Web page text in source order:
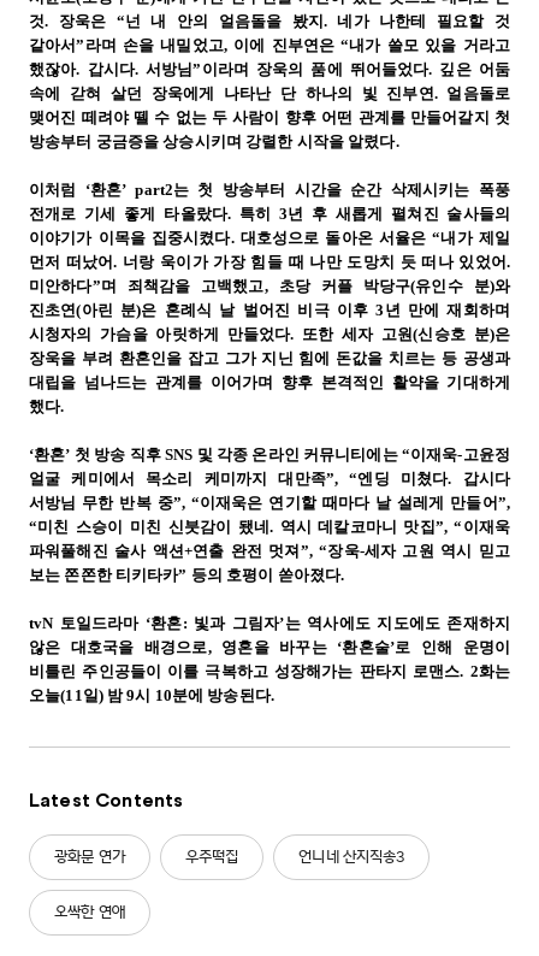
것. 장욱은 “넌 내 안의 얼음돌을 봤지. 네가 나한테 필요할 것
같아서”라며 손을 내밀었고, 이에 진부연은 “내가 쓸모 있을 거라고
했잖아. 갑시다. 서방님”이라며 장욱의 품에 뛰어들었다. 깊은 어둠
속에 갇혀 살던 장욱에게 나타난 단 하나의 빛 진부연. 얼음돌로
맺어진 떼려야 뗄 수 없는 두 사람이 향후 어떤 관계를 만들어갈지 첫
방송부터 궁금증을 상승시키며 강렬한 시작을 알렸다.
이처럼 ‘환혼’ part2는 첫 방송부터 시간을 순간 삭제시키는 폭풍
전개로 기세 좋게 타올랐다. 특히 3년 후 새롭게 펼쳐진 술사들의
이야기가 이목을 집중시켰다. 대호성으로 돌아온 서율은 “내가 제일
먼저 떠났어. 너랑 욱이가 가장 힘들 때 나만 도망치 듯 떠나 있었어.
미안하다”며 죄책감을 고백했고, 초당 커플 박당구(유인수 분)와
진초연(아린 분)은 혼례식 날 벌어진 비극 이후 3년 만에 재회하며
시청자의 가슴을 아릿하게 만들었다. 또한 세자 고원(신승호 분)은
장욱을 부려 환혼인을 잡고 그가 지닌 힘에 돈값을 치르는 등 공생과
대립을 넘나드는 관계를 이어가며 향후 본격적인 활약을 기대하게
했다.
‘환혼’ 첫 방송 직후 SNS 및 각종 온라인 커뮤니티에는 “이재욱-고윤정
얼굴 케미에서 목소리 케미까지 대만족”, “엔딩 미쳤다. 갑시다
서방님 무한 반복 중”, “이재욱은 연기할 때마다 날 설레게 만들어”,
“미친 스승이 미친 신붓감이 됐네. 역시 데칼코마니 맛집”, “이재욱
파워풀해진 술사 액션+연출 완전 멋져”, “장욱-세자 고원 역시 믿고
보는 쫀쫀한 티키타카” 등의 호평이 쏟아졌다.
tvN 토일드라마 ‘환혼: 빛과 그림자’는 역사에도 지도에도 존재하지
않은 대호국을 배경으로, 영혼을 바꾸는 ‘환혼술’로 인해 운명이
비틀린 주인공들이 이를 극복하고 성장해가는 판타지 로맨스. 2화는
오늘(11일) 밤 9시 10분에 방송된다.
Latest Contents
광화문 연가 우주떡집 언니네 산지직송3
오싹한 연애